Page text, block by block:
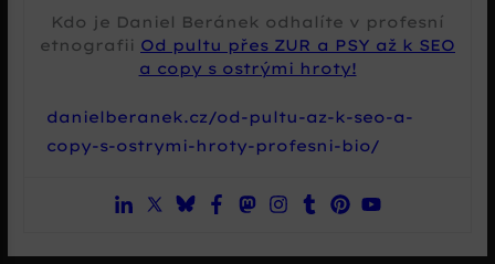
Kdo je Daniel Beránek odhalíte v profesní
etnografii Od pultu přes ZUR a PSY až k SEO
a copy s ostrými hroty!
danielberanek.cz/od-pultu-az-k-seo-a-
copy-s-ostrymi-hroty-profesni-bio/